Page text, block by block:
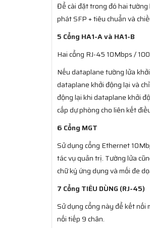
Để cài đặt trong đó hai tường
phát SFP + tiêu chuẩn và
5 Cổng HA1-A và HA1-B
Hai cổng RJ-45 10Mbps /
Nếu dataplane tường lửa
dataplane khởi động lại và
động lại khi dataplane khởi
cấp dự phòng cho liên kết
6 Cổng MGT
Sử dụng cổng Ethernet
tác vụ quản trị. Tường lửa
chữ ký ứng dụng và mối đe
7 Cổng TIÊU DÙNG (RJ-45)
Sử dụng cổng này để kết nối
nối tiếp 9 chân.